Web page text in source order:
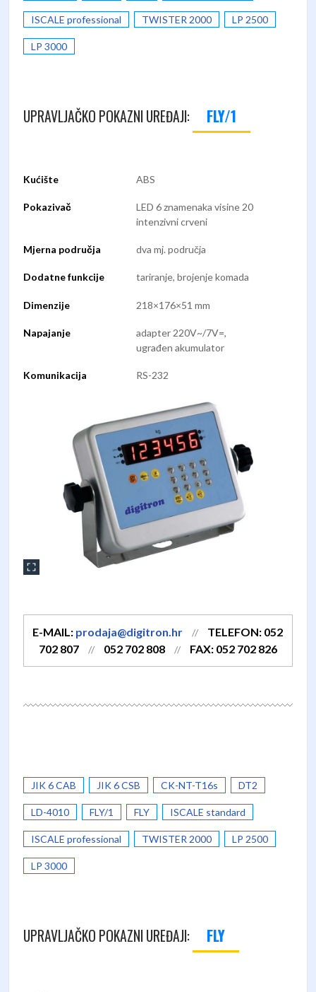
ISCALE professional TWISTER 2000 LP 2500
LP 3000
UPRAVLJAČKO POKAZNI UREĐAJI: FLY/1
Kućište ABS
Pokazivač
LED 6 znamenaka visine 20
intenzivni crveni
Mjerna područja dva mj. područja
Dodatne funkcije tariranje, brojenje komada
Dimenzije 218×176×51 mm
Napajanje
adapter 220V~/7V=,
ugrađen akumulator
Komunikacija RS-232
E-MAIL: prodaja@digitron.hr //
TELEFON: 052
702 807
// 052 702 808 // FAX: 052 702 826
JIK 6 CAB JIK 6 CSB CK-NT-T16s DT2
LD-4010 FLY/1 FLY ISCALE standard
ISCALE professional TWISTER 2000 LP 2500
LP 3000
UPRAVLJAČKO POKAZNI UREĐAJI: FLY